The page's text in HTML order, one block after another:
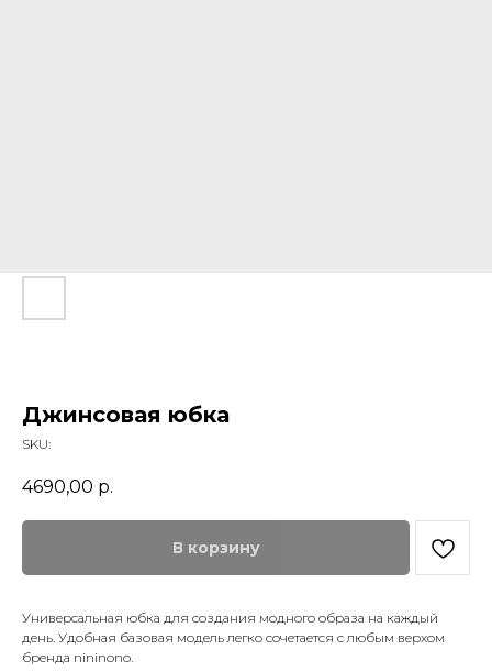
Джинсовая юбка
SKU:
4690,00 р.
В корзину
Универсальная юбка для создания модного образа на каждый
день. Удобная базовая модель легко сочетается с любым верхом
бренда nininono.